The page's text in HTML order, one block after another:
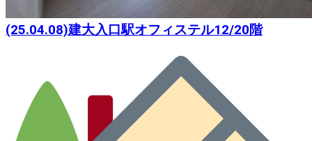
(25.04.08)建大入口駅オフィステル12/20階